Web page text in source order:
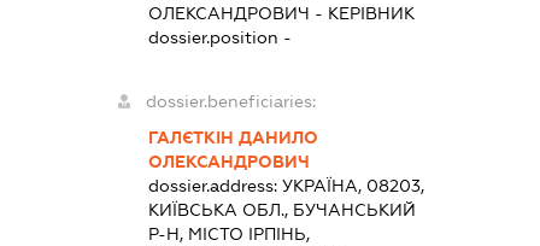
ОЛЕКСАНДРОВИЧ - КЕРІВНИК
dossier.position -
dossier.beneficiaries:
ГАЛЄТКІН ДАНИЛО
ОЛЕКСАНДРОВИЧ
dossier.address: УКРАЇНА, 08203,
КИЇВСЬКА ОБЛ., БУЧАНСЬКИЙ
Р-Н, МІСТО ІРПІНЬ,